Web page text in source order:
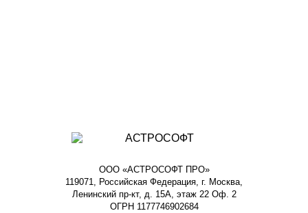
ООО «АСТРОСОФТ ПРО»
119071, Российская Федерация, г. Москва,
Ленинский пр-кт, д. 15А, этаж 22 Оф. 2
ОГРН 1177746902684